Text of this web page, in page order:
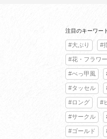
注目のキーワー
#大ぶり #
#花・フラワー
#べっ甲風
#タッセル
#ロング #
#サークル
#ゴールド